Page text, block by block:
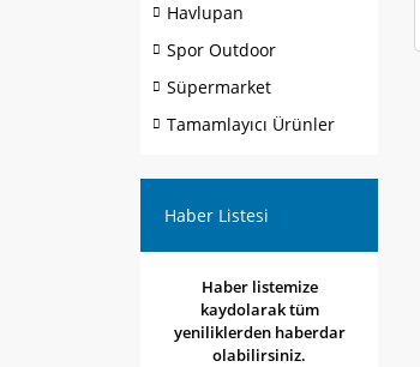
Havlupan
Spor Outdoor
Süpermarket
Tamamlayıcı Ürünler
Haber Listesi
Haber listemize
kaydolarak tüm
yeniliklerden haberdar
olabilirsiniz.